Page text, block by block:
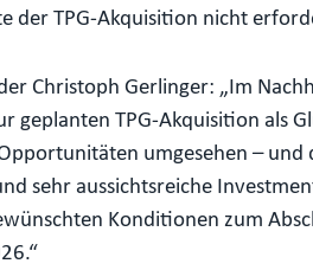
der TPG-Akquisition nicht
Christoph Gerlinger: „Im
geplanten TPG-Akquisition als
umgesehen –
sehr aussichtsreiche
Konditionen zum